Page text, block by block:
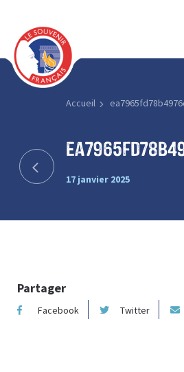
Accueil
17 janvier 2025
Partager
Facebook Twitter